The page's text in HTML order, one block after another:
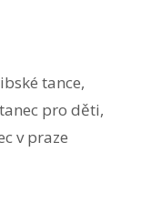
tance,
tanec pro děti,
v praze